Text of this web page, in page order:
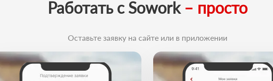
Работать с Sowork – просто
Оставьте заявку на сайте или в приложении